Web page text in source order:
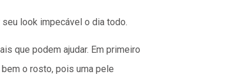
look impecável o dia todo.
que podem ajudar. Em primeiro
o rosto, pois uma pele